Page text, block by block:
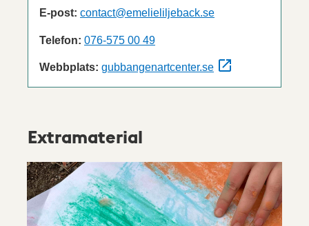
E-post: contact@emelieliljeback.se
Telefon: 076-575 00 49
Webbplats: gubbangenartcenter.se
Extramaterial